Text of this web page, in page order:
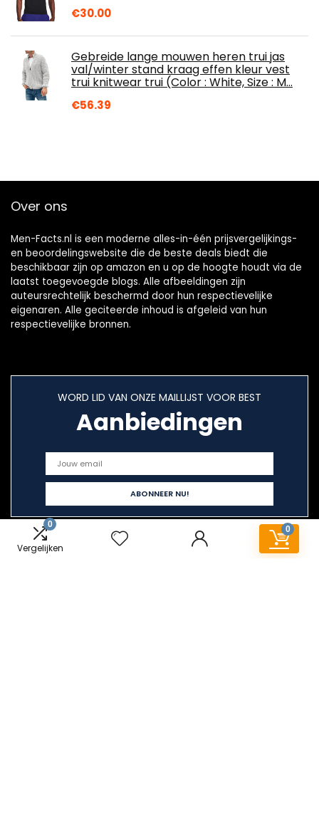
0
Vergelijken
0
€30.00
Gebreide lange mouwen heren trui jas
val/winter stand kraag effen kleur vest
trui knitwear trui (Color : White, Size : M…
€56.39
Over ons
Men-Facts.nl is een moderne alles-in-één prijsvergelijkings-
en beoordelingswebsite die de beste deals biedt die
beschikbaar zijn op amazon en u op de hoogte houdt via de
laatst toegevoegde blogs. Alle afbeeldingen zijn
auteursrechtelijk beschermd door hun respectievelijke
eigenaren. Alle geciteerde inhoud is afgeleid van hun
respectievelijke bronnen.
WORD LID VAN ONZE MAILLIJST VOOR BEST
Aanbiedingen